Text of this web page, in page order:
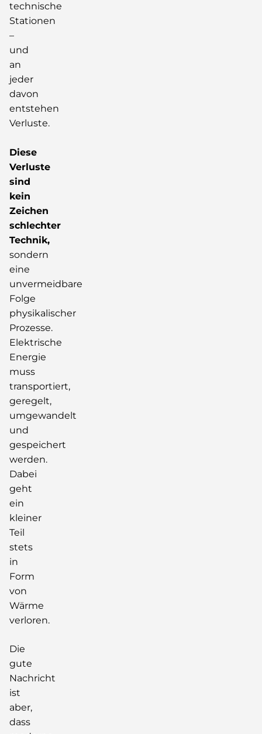
technische
Stationen
–
und
an
jeder
davon
entstehen
Verluste.
Diese
Verluste
sind
kein
Zeichen
schlechter
Technik,
sondern
eine
unvermeidbare
Folge
physikalischer
Prozesse.
Elektrische
Energie
muss
transportiert,
geregelt,
umgewandelt
und
gespeichert
werden.
Dabei
geht
ein
kleiner
Teil
stets
in
Form
von
Wärme
verloren.
Die
gute
Nachricht
ist
aber,
dass